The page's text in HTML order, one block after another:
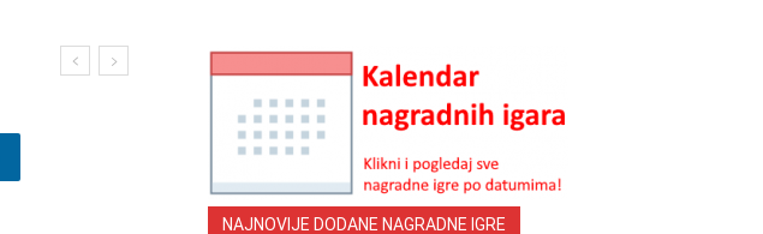
NAJNOVIJE DODANE NAGRADNE IGRE